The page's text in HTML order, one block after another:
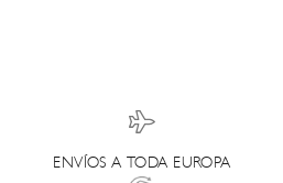
ENVÍOS A TODA EUROPA